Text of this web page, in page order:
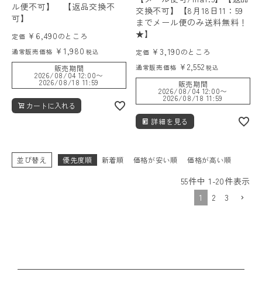
ル便不可】 【返品交換不
可】
定価 ¥ 6,490のところ
通常販売価格 ¥ 1,980 税込
販売期間
2026/08/04 12:00〜
2026/08/18 11:59
カートに入れる
交換不可】【8月18日11：59
までメール便のみ送料無料！
★】
定価 ¥3,190のところ
通常販売価格 ¥ 2,552 税込
販売期間
2026/08/04 12:00〜
2026/08/18 11:59
詳細を見る
並び替え 優先度順 新着順 価格が安い順 価格が高い順
55件中 1 -20件表示
1
2 3